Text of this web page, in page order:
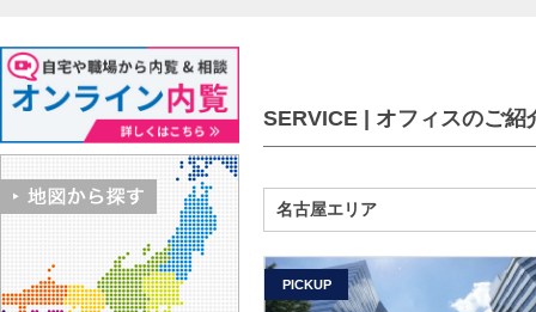
SERVICE | オフィスのご紹
名古屋エリア
PICKUP